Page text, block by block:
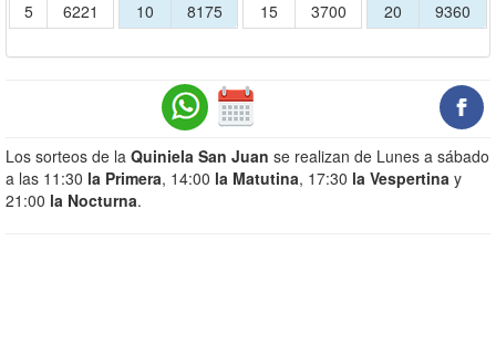
5
6221
10
8175
15
3700
20
9360
Los sorteos de la Quiniela San Juan se realizan de Lunes a sábado
a las 11:30 la Primera, 14:00 la Matutina, 17:30 la Vespertina y
21:00 la Nocturna.